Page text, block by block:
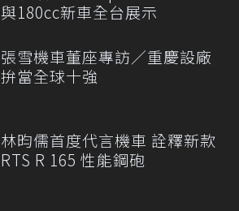
與180cc新車全台展示
張雪機車董座專訪／重慶設廠
拚當全球十強
林昀儒首度代言機車 詮釋新款
RTS R 165 性能鋼砲